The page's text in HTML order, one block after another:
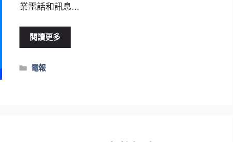
業電話和訊息...
閱讀更多
類
電報